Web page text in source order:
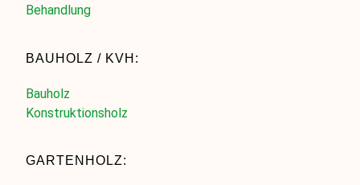
Behandlung
BAUHOLZ / KVH:
Bauholz
Konstruktionsholz
GARTENHOLZ: